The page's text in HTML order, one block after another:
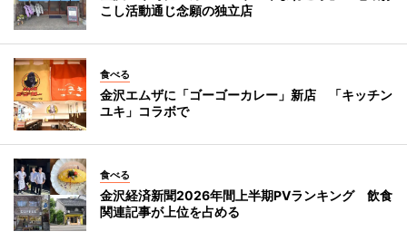
こし活動通じ念願の独立店
食べる
金沢エムザに「ゴーゴーカレー」新店 「キッチン
ユキ」コラボで
食べる
金沢経済新聞2026年間上半期PVランキング 飲食
関連記事が上位を占める